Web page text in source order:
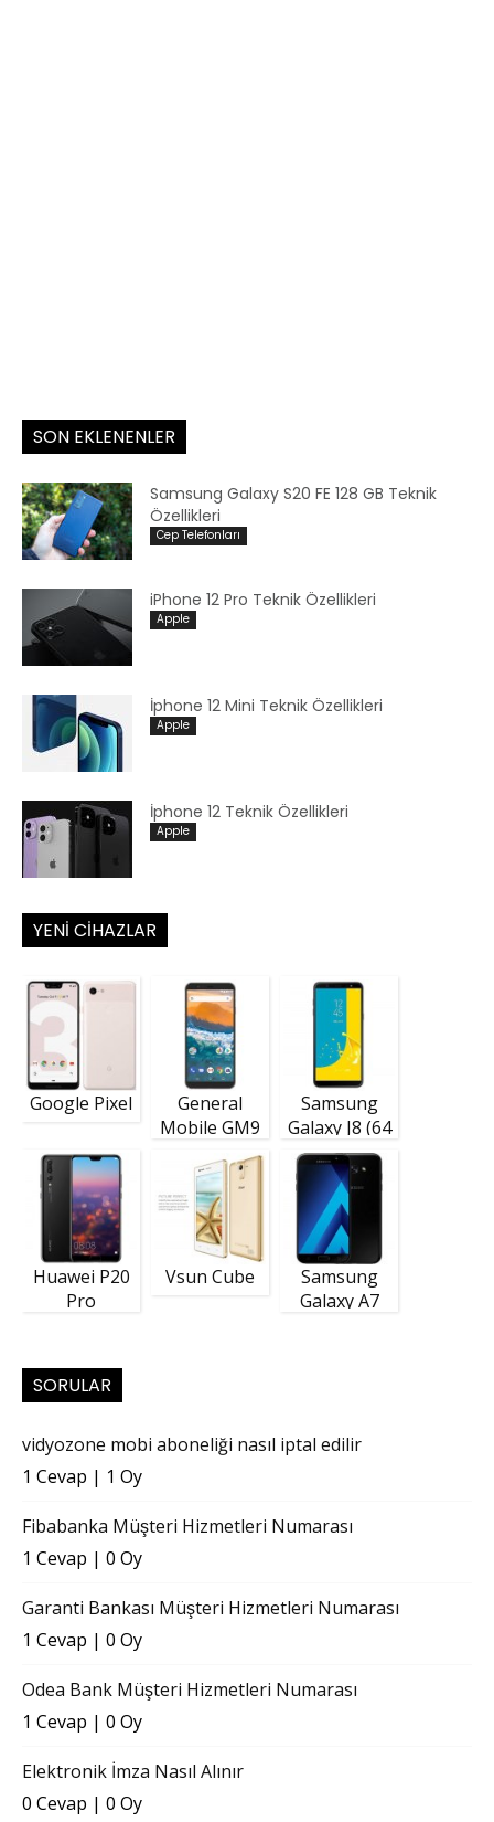
SON EKLENENLER
Samsung Galaxy S20 FE 128 GB Teknik
Özellikleri
Cep Telefonları
iPhone 12 Pro Teknik Özellikleri
Apple
İphone 12 Mini Teknik Özellikleri
Apple
İphone 12 Teknik Özellikleri
Apple
YENI CIHAZLAR
Google Pixel
General
Mobile GM9
Samsung
Galaxy J8 (64
GB)
Huawei P20
Pro
Vsun Cube
Samsung
Galaxy A7
SORULAR
vidyozone mobi aboneliği nasıl iptal edilir
1 Cevap | 1 Oy
Fibabanka Müşteri Hizmetleri Numarası
1 Cevap | 0 Oy
Garanti Bankası Müşteri Hizmetleri Numarası
1 Cevap | 0 Oy
Odea Bank Müşteri Hizmetleri Numarası
1 Cevap | 0 Oy
Elektronik İmza Nasıl Alınır
0 Cevap | 0 Oy